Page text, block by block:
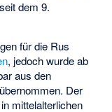
dem 9.
für die Rus
, jedoch wurde ab
aus den
übernommen. Der
mittelalterlichen